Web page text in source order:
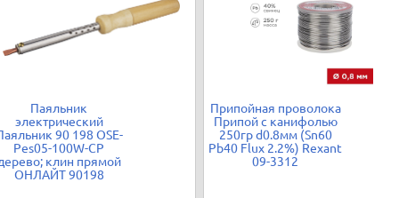
Паяльник
электрический
90 198 OSE-
Pes05-100W-CP
клин прямой
ОНЛАЙТ 90198
Припойная проволока
Припой с канифолью
250гр d0.8мм (Sn60
Pb40 Flux 2.2%) Rexant
09-3312